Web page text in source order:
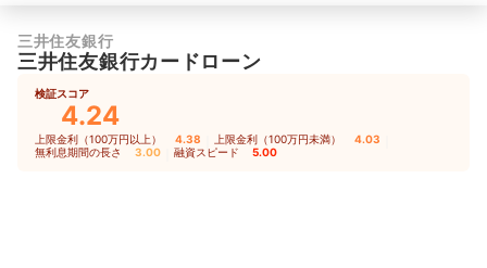
三井住友銀行
三井住友銀行カードローン
検証スコア
4.24
上限金利（100万円以上） 4.38 上限金利（100万円未満） 4.03
無利息期間の長さ 3.00 融資スピード 5.00